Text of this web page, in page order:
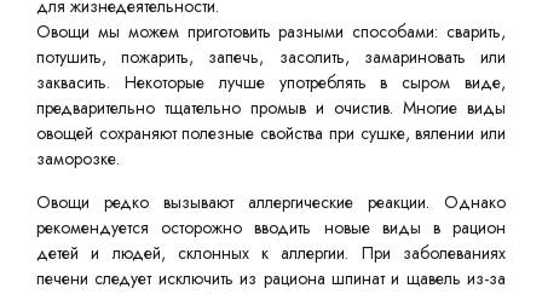
для жизнедеятельности.
Овощи мы можем приготовить разными способами: сварить,
потушить, пожарить, запечь, засолить, замариновать или
заквасить. Некоторые лучше употреблять в сыром виде,
предварительно тщательно промыв и очистив. Многие виды
овощей сохраняют полезные свойства при сушке, вялении или
заморозке.
Овощи редко вызывают аллергические реакции. Однако
рекомендуется осторожно вводить новые виды в рацион
детей и людей, склонных к аллергии. При заболеваниях
печени следует исключить из рациона шпинат и щавель из-за